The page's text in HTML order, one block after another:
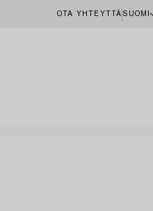
OTA YHTEYTTÄ SUOMI